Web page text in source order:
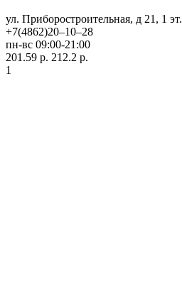
ул. Приборостроительная, д 21, 1 эт.
+7(4862)20‒10‒28
пн-вс 09:00-21:00
201.59 р. 212.2 р.
1